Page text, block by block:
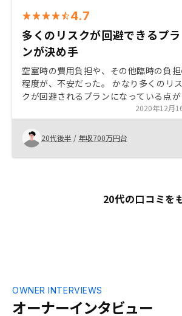
4.7
多くのリスクが回避できるプラ
ンが決め手
空室時の費用負担や、その他臨時の負担
程度が、不安だった。 かなり多くのリス
クが回避されるプランになっている点が
め手であったし、勧めたい点。2020年12月
20代後半 / 年収700万円台
20代の口コミを
オーナーインタビュー
OWNER INTERVIEWS